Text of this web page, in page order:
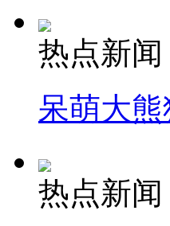
热点新闻
呆萌大
热点新闻